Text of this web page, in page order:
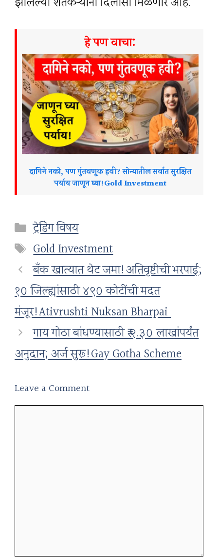
हे पण वाचा:
दागिने नको, पण गुंतवणूक हवी? सोन्यातील सर्वात सुरक्षित
पर्याय जाणून घ्या!Gold Investment
Categories
ट्रेडिंग विषय
Tags
Gold Investment
बँक खात्यात थेट जमा!अतिवृष्टीची भरपाई;
१० जिल्ह्यांसाठी ४९० कोटींची मदत
मंजूर!Ativrushti Nuksan Bharpai
गाय गोठा बांधण्यासाठी ₹ २.३० लाखांपर्यंत
अनुदान; अर्ज सुरू!Gay Gotha Scheme
Leave a Comment